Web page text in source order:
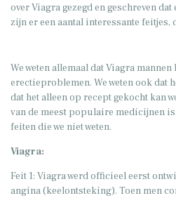
over Viagra gezegd en geschreven
zijn er een aantal interessante feitjes,
We weten allemaal dat Viagra
erectieproblemen. We weten ook dat
dat het alleen op recept gekocht kan
van de meest populaire medicijnen
feiten die we niet weten.
Viagra:
Feit 1: Viagra werd officieel eerst
angina (keelontsteking). Toen men